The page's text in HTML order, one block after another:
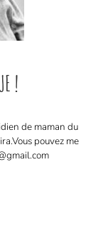
!
de maman du
Vous pouvez me